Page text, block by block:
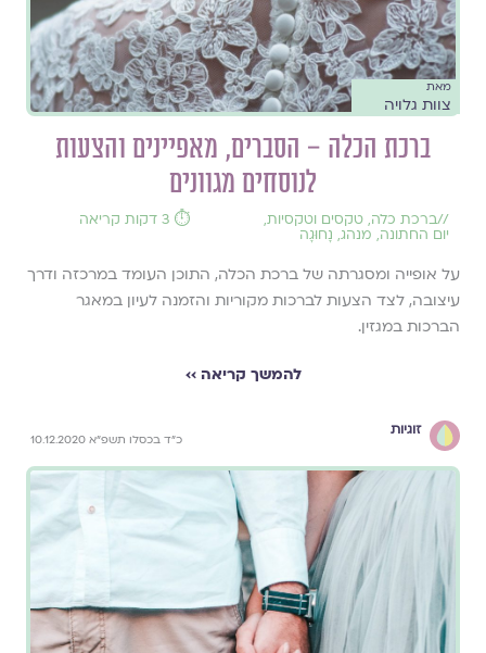
מאת
צוות גלויה
ברכת הכלה – הסברים, מאפיינים והצעות
לנוסחים מגוונים
//ברכת כלה, טקסים וטקסיות,
יום החתונה, מנהג, נָחוּגָה
⏱️ 3 דקות קריאה
על אופייה ומסגרתה של ברכת הכלה, התוכן העומד במרכזה ודרך
עיצובה, לצד הצעות לברכות מקוריות והזמנה לעיון במאגר
הברכות במגזין.
להמשך קריאה ››
זוגיות
כ"ד בכסלו תשפ"א 10.12.2020